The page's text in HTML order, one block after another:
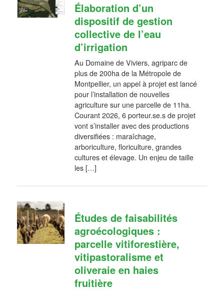
Élaboration d’un
dispositif de gestion
collective de l’eau
d’irrigation
Au Domaine de Viviers, agriparc de
plus de 200ha de la Métropole de
Montpellier, un appel à projet est lancé
pour l’installation de nouvelles
agriculture sur une parcelle de 11ha.
Courant 2026, 6 porteur.se.s de projet
vont s’installer avec des productions
diversifiées : maraîchage,
arboriculture, floriculture, grandes
cultures et élevage. Un enjeu de taille
les […]
Études de faisabilités
agroécologiques :
parcelle vitiforestière,
vitipastoralisme et
oliveraie en haies
fruitière